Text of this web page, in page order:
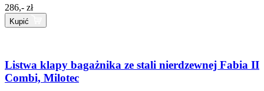
286,- zł
Kupić
Listwa klapy bagażnika ze stali nierdzewnej Fabia II
Combi, Milotec